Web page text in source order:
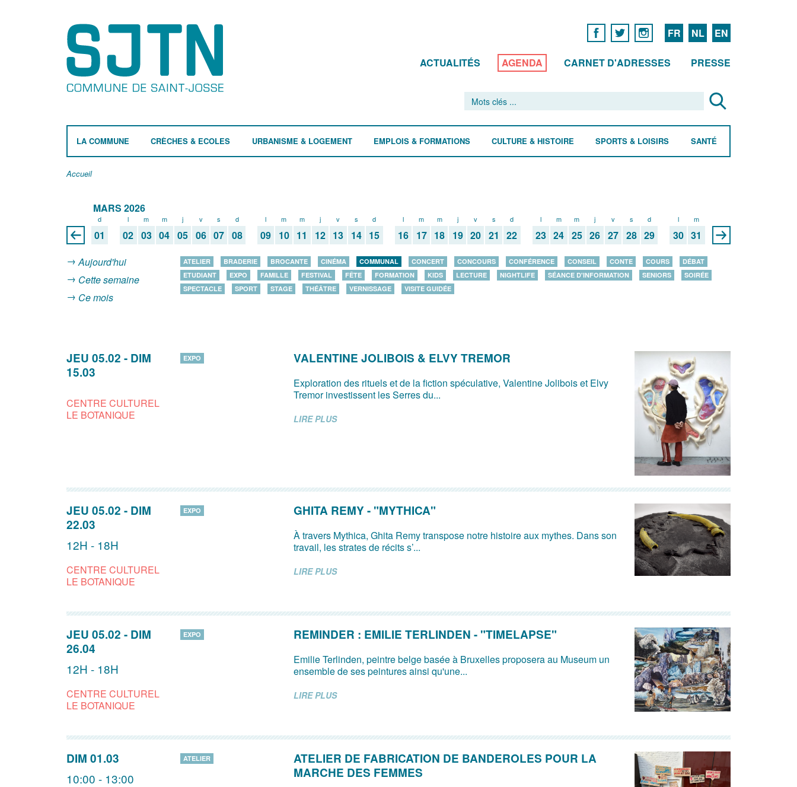
FR NL EN
ACTUALITÉS AGENDA CARNET D'ADRESSES PRESSE
LA COMMUNE CRÈCHES & ECOLES URBANISME & LOGEMENT EMPLOIS & FORMATIONS CULTURE & HISTOIRE SPORTS & LOISIRS SANTÉ
Accueil
MARS 2026
d
01
l
02
m
03
m
04
j
05
v
06
s
07
d
08
l
09
m
10
m
11
j
12
v
13
s
14
d
15
l
16
m
17
m
18
j
19
v
20
s
21
d
22
l
23
m
24
m
25
j
26
v
27
s
28
d
29
l
30
m
31
Aujourd'hui
Cette semaine
Ce mois
ATELIER BRADERIE BROCANTE CINÉMA COMMUNAL CONCERT CONCOURS CONFÉRENCE CONSEIL CONTE COURS
DÉBAT
ETUDIANT
EXPO FAMILLE FESTIVAL FÊTE FORMATION KIDS LECTURE NIGHTLIFE SÉANCE D'INFORMATION SENIORS
SOIRÉE
SPECTACLE
SPORT STAGE THÉÂTRE VERNISSAGE VISITE GUIDÉE
JEU 05.02 - DIM
15.03
CENTRE CULTUREL
LE BOTANIQUE
EXPO VALENTINE JOLIBOIS & ELVY TREMOR
Exploration des rituels et de la fiction spéculative, Valentine Jolibois et Elvy
Tremor investissent les Serres du...
LIRE PLUS
JEU 05.02 - DIM
22.03
12H - 18H
CENTRE CULTUREL
LE BOTANIQUE
EXPO GHITA REMY - "MYTHICA"
À travers Mythica, Ghita Remy transpose notre histoire aux mythes. Dans son
travail, les strates de récits s’...
LIRE PLUS
JEU 05.02 - DIM
26.04
12H - 18H
CENTRE CULTUREL
LE BOTANIQUE
EXPO REMINDER : EMILIE TERLINDEN - "TIMELAPSE"
Emilie Terlinden, peintre belge basée à Bruxelles proposera au Museum un
ensemble de ses peintures ainsi qu'une...
LIRE PLUS
DIM 01.03
10:00 - 13:00
ATELIER
ATELIER DE FABRICATION DE BANDEROLES POUR LA
MARCHE DES FEMMES